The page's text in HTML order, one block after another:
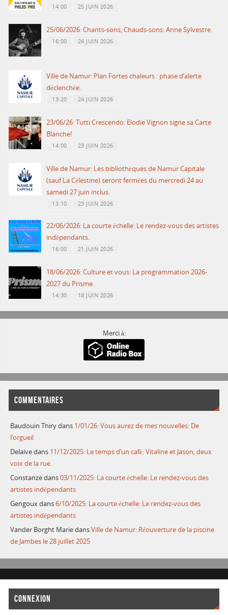
14:00 25 JUIN 2026
25/06/2026: Chants-sons, Chauds-sons: Anne Sylvestre.
16:00 24 JUIN 2026
Ville de Namur: Plan Fortes chaleurs : phase d’alerte
déclenchée.
13:20 24 JUIN 2026
23/06/26: Tutti Crescendo: Elodie Vignon signe sa Carte
Blanche!
14:00 23 JUIN 2026
Ville de Namur: Les bibliothèques de Namur Capitale
(sauf La Célestine) seront fermées du mercredi 24 au
samedi 27 juin inclus.
13:10 23 JUIN 2026
22/06/2026: La courte échelle: Le rendez-vous des artistes
indépendants.
16:00 21 JUIN 2026
18/06/2026: Culture et vous: La programmation 2026-
2027 du Prisme.
14:30 18 JUIN 2026
Merci à:
COMMENTAIRES
Baudouin Thirydans 1/01/26: Vous aurez de mes nouvelles: De
l’orgueil
Delaivedans 11/12/2025: Le temps d’un café: Vitaline et Jason, deux
voix de la rue.
Constanzedans03/11/2025: La courte échelle: Le rendez-vous des
artistes indépendants
Gengouxdans6/10/2025: La courte échelle: Le rendez-vous des
artistes indépendants
Vander Borght MariedansVille de Namur: Réouverture de la piscine
de Jambes le 28 juillet 2025
CONNEXION